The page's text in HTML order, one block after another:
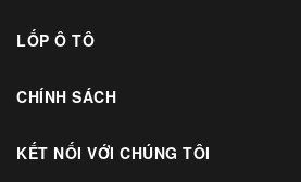
LỐP Ô TÔ
CHÍNH SÁCH
KẾT NỐI VỚI CHÚNG TÔI